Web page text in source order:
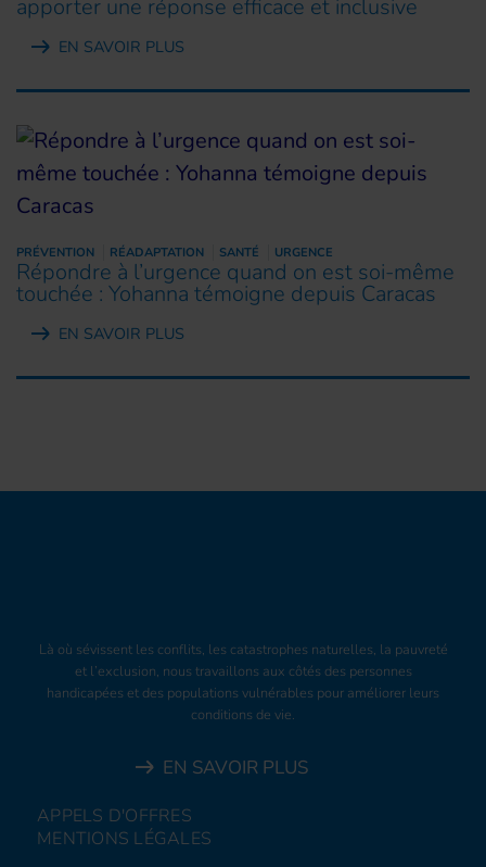
apporter une réponse efficace et inclusive
EN SAVOIR PLUS
PRÉVENTION RÉADAPTATION SANTÉ URGENCE
Répondre à l’urgence quand on est soi-même
touchée : Yohanna témoigne depuis Caracas
EN SAVOIR PLUS
Là où sévissent les conflits, les catastrophes naturelles, la pauvreté
et l’exclusion, nous travaillons aux côtés des personnes
handicapées et des populations vulnérables pour améliorer leurs
conditions de vie.
EN SAVOIR PLUS
APPELS D'OFFRES
MENTIONS LÉGALES